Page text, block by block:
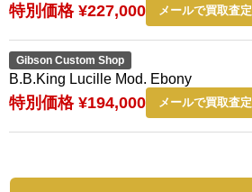
特別価格 ¥227,000 メールで買取査定
Gibson Custom Shop
B.B.King Lucille Mod. Ebony
特別価格 ¥194,000 メールで買取査定